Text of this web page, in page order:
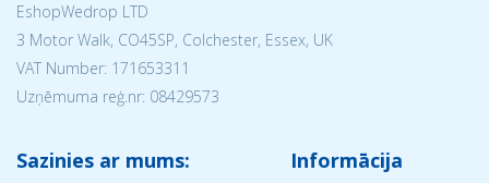
EshopWedrop LTD
3 Motor Walk, CO45SP, Colchester, Essex, UK
VAT Number: 171653311
Uzņēmuma reģ.nr: 08429573
Sazinies ar mums: Informācija